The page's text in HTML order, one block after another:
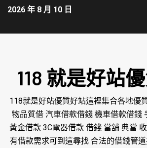
2026 年 8 月 10 日
118 就是好站
118就是好站優質好站這裡集合各地優
物品質借 汽車借款借錢 機車借款借錢
黃金借款 3C電器借款 借錢 當舖 典當
有借款需求可到這尋找 合法的借錢管